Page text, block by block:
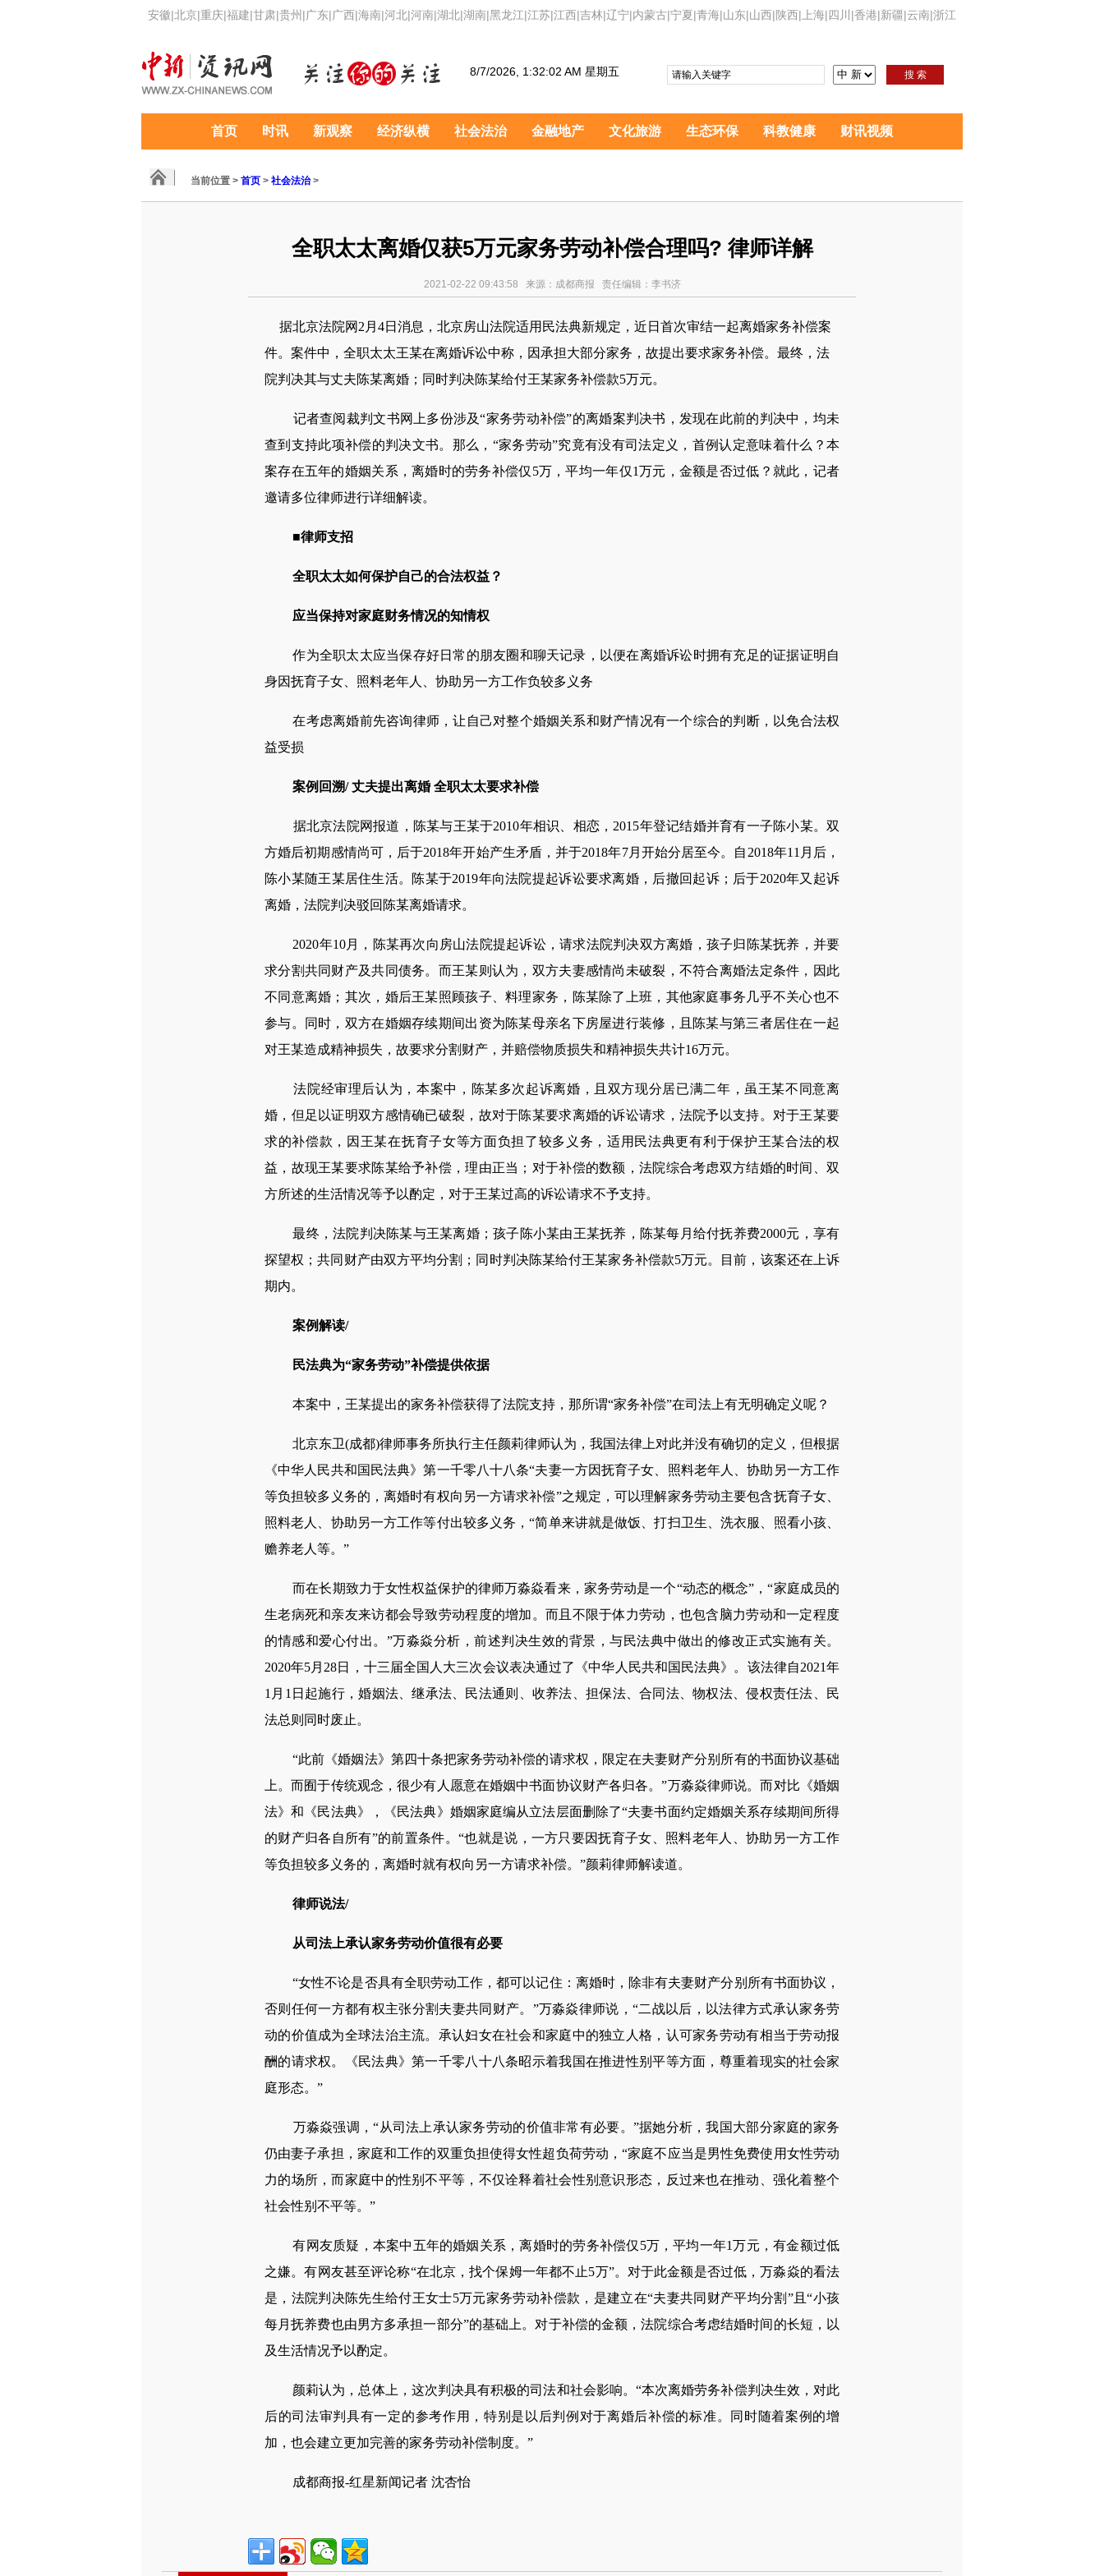
安徽|北京|重庆|福建|甘肃|贵州 |广东|广西|海南|河北|河南|湖北|湖南|黑龙江|江苏|江西|吉林|辽宁|内蒙古|宁夏|青海|山东|山西|陕西| 上海|四川 |香港|新疆|云南|浙江
8/7/2026, 1:32:03 AM 星期五 搜 索
首页 时讯 新观察 经济纵横 社会法治 金融地产 文化旅游 生态环保 科教健康 财讯视频
当前位置 > 首页 > 社会法治>
全职太太离婚仅获5万元家务劳动补偿合理吗? 律师详解
2021-02-22 09:43:58 来源：成都商报 责任编辑：李书济
据北京法院网2月4日消息，北京房山法院适用民法典新规定，近日首次审结一起离婚家务补偿案
件。案件中，全职太太王某在离婚诉讼中称，因承担大部分家务，故提出要求家务补偿。最终，法
院判决其与丈夫陈某离婚；同时判决陈某给付王某家务补偿款5万元。
记者查阅裁判文书网上多份涉及“家务劳动补偿”的离婚案判决书，发现在此前的判决中，均未
查到支持此项补偿的判决文书。那么，“家务劳动”究竟有没有司法定义，首例认定意味着什么？本
案存在五年的婚姻关系，离婚时的劳务补偿仅5万，平均一年仅1万元，金额是否过低？就此，记者
邀请多位律师进行详细解读。
■律师支招
全职太太如何保护自己的合法权益？
应当保持对家庭财务情况的知情权
作为全职太太应当保存好日常的朋友圈和聊天记录，以便在离婚诉讼时拥有充足的证据证明自
身因抚育子女、照料老年人、协助另一方工作负较多义务
在考虑离婚前先咨询律师，让自己对整个婚姻关系和财产情况有一个综合的判断，以免合法权
益受损
案例回溯/ 丈夫提出离婚 全职太太要求补偿
据北京法院网报道，陈某与王某于2010年相识、相恋，2015年登记结婚并育有一子陈小某。双
方婚后初期感情尚可，后于2018年开始产生矛盾，并于2018年7月开始分居至今。自2018年11月后，
陈小某随王某居住生活。陈某于2019年向法院提起诉讼要求离婚，后撤回起诉；后于2020年又起诉
离婚，法院判决驳回陈某离婚请求。
2020年10月，陈某再次向房山法院提起诉讼，请求法院判决双方离婚，孩子归陈某抚养，并要
求分割共同财产及共同债务。而王某则认为，双方夫妻感情尚未破裂，不符合离婚法定条件，因此
不同意离婚；其次，婚后王某照顾孩子、料理家务，陈某除了上班，其他家庭事务几乎不关心也不
参与。同时，双方在婚姻存续期间出资为陈某母亲名下房屋进行装修，且陈某与第三者居住在一起
对王某造成精神损失，故要求分割财产，并赔偿物质损失和精神损失共计16万元。
法院经审理后认为，本案中，陈某多次起诉离婚，且双方现分居已满二年，虽王某不同意离
婚，但足以证明双方感情确已破裂，故对于陈某要求离婚的诉讼请求，法院予以支持。对于王某要
求的补偿款，因王某在抚育子女等方面负担了较多义务，适用民法典更有利于保护王某合法的权
益，故现王某要求陈某给予补偿，理由正当；对于补偿的数额，法院综合考虑双方结婚的时间、双
方所述的生活情况等予以酌定，对于王某过高的诉讼请求不予支持。
最终，法院判决陈某与王某离婚；孩子陈小某由王某抚养，陈某每月给付抚养费2000元，享有
探望权；共同财产由双方平均分割；同时判决陈某给付王某家务补偿款5万元。目前，该案还在上诉
期内。
案例解读/
民法典为“家务劳动”补偿提供依据
本案中，王某提出的家务补偿获得了法院支持，那所谓“家务补偿”在司法上有无明确定义呢？
北京东卫(成都)律师事务所执行主任颜莉律师认为，我国法律上对此并没有确切的定义，但根据
《中华人民共和国民法典》第一千零八十八条“夫妻一方因抚育子女、照料老年人、协助另一方工作
等负担较多义务的，离婚时有权向另一方请求补偿”之规定，可以理解家务劳动主要包含抚育子女、
照料老人、协助另一方工作等付出较多义务，“简单来讲就是做饭、打扫卫生、洗衣服、照看小孩、
赡养老人等。”
而在长期致力于女性权益保护的律师万淼焱看来，家务劳动是一个“动态的概念”，“家庭成员的
生老病死和亲友来访都会导致劳动程度的增加。而且不限于体力劳动，也包含脑力劳动和一定程度
的情感和爱心付出。”万淼焱分析，前述判决生效的背景，与民法典中做出的修改正式实施有关。
2020年5月28日，十三届全国人大三次会议表决通过了《中华人民共和国民法典》。该法律自2021年
1月1日起施行，婚姻法、继承法、民法通则、收养法、担保法、合同法、物权法、侵权责任法、民
法总则同时废止。
“此前《婚姻法》第四十条把家务劳动补偿的请求权，限定在夫妻财产分别所有的书面协议基础
上。而囿于传统观念，很少有人愿意在婚姻中书面协议财产各归各。”万淼焱律师说。而对比《婚姻
法》和《民法典》，《民法典》婚姻家庭编从立法层面删除了“夫妻书面约定婚姻关系存续期间所得
的财产归各自所有”的前置条件。“也就是说，一方只要因抚育子女、照料老年人、协助另一方工作
等负担较多义务的，离婚时就有权向另一方请求补偿。”颜莉律师解读道。
律师说法/
从司法上承认家务劳动价值很有必要
“女性不论是否具有全职劳动工作，都可以记住：离婚时，除非有夫妻财产分别所有书面协议，
否则任何一方都有权主张分割夫妻共同财产。”万淼焱律师说，“二战以后，以法律方式承认家务劳
动的价值成为全球法治主流。承认妇女在社会和家庭中的独立人格，认可家务劳动有相当于劳动报
酬的请求权。《民法典》第一千零八十八条昭示着我国在推进性别平等方面，尊重着现实的社会家
庭形态。”
万淼焱强调，“从司法上承认家务劳动的价值非常有必要。”据她分析，我国大部分家庭的家务
仍由妻子承担，家庭和工作的双重负担使得女性超负荷劳动，“家庭不应当是男性免费使用女性劳动
力的场所，而家庭中的性别不平等，不仅诠释着社会性别意识形态，反过来也在推动、强化着整个
社会性别不平等。”
有网友质疑，本案中五年的婚姻关系，离婚时的劳务补偿仅5万，平均一年1万元，有金额过低
之嫌。有网友甚至评论称“在北京，找个保姆一年都不止5万”。对于此金额是否过低，万淼焱的看法
是，法院判决陈先生给付王女士5万元家务劳动补偿款，是建立在“夫妻共同财产平均分割”且“小孩
每月抚养费也由男方多承担一部分”的基础上。对于补偿的金额，法院综合考虑结婚时间的长短，以
及生活情况予以酌定。
颜莉认为，总体上，这次判决具有积极的司法和社会影响。“本次离婚劳务补偿判决生效，对此
后的司法审判具有一定的参考作用，特别是以后判例对于离婚后补偿的标准。同时随着案例的增
加，也会建立更加完善的家务劳动补偿制度。”
成都商报-红星新闻记者 沈杏怡